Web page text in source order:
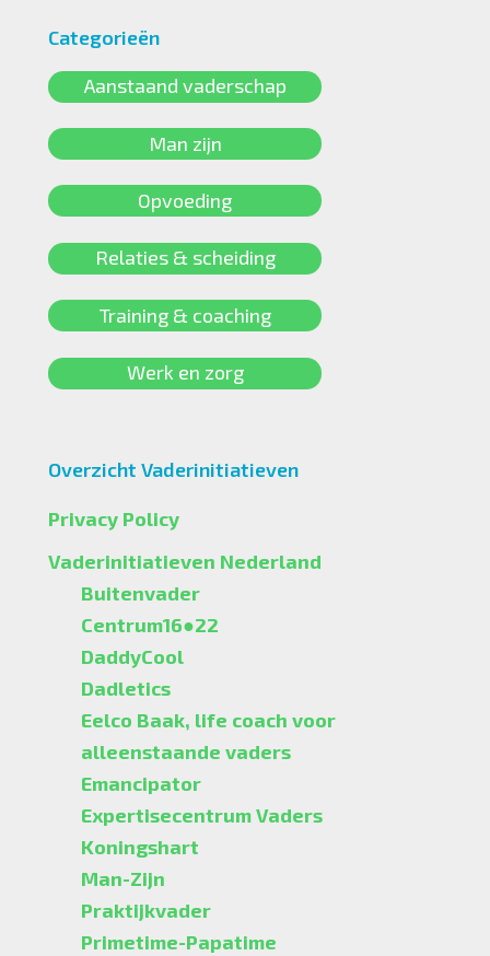
Categorieën
Aanstaand vaderschap
Man zijn
Opvoeding
Relaties & scheiding
Training & coaching
Werk en zorg
Overzicht Vaderinitiatieven
Privacy Policy
Vaderinitiatieven Nederland
Buitenvader
Centrum16●22
DaddyCool
Dadletics
Eelco Baak, life coach voor
alleenstaande vaders
Emancipator
Expertisecentrum Vaders
Koningshart
Man-Zijn
Praktijkvader
Primetime-Papatime